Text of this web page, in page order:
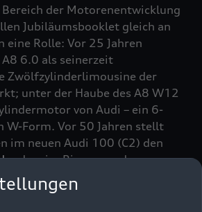
der Motorenentwicklung
Jubiläumsbooklet gleich an
eine Rolle: Vor 25 Jahren
6.0 als seinerzeit
Zwölfzylinderlimousine der
unter der Haube des A8 W12
von Audi – ein 6-
W-Form. Vor 50 Jahren stellt
im neuen Audi 100 (C2) den
der vier Ringe vor; dessen
1-2-4-5-3 sorgt für den
Sound, die legendären Siege